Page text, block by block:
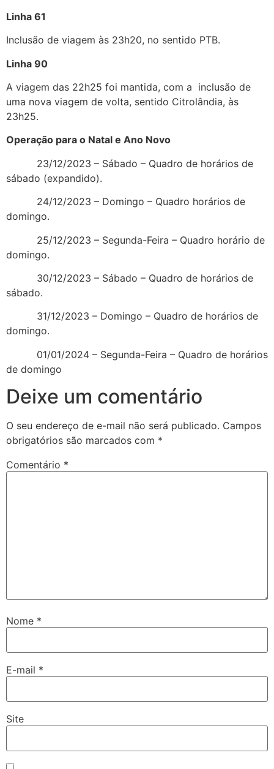
Linha 61
Inclusão de viagem às 23h20, no sentido PTB.
Linha 90
A viagem das 22h25 foi mantida, com a inclusão de
uma nova viagem de volta, sentido Citrolândia, às
23h25.
Operação para o Natal e Ano Novo
23/12/2023 – Sábado – Quadro de horários de
sábado (expandido).
24/12/2023 – Domingo – Quadro horários de
domingo.
25/12/2023 – Segunda-Feira – Quadro horário de
domingo.
30/12/2023 – Sábado – Quadro de horários de
sábado.
31/12/2023 – Domingo – Quadro de horários de
domingo.
01/01/2024 – Segunda-Feira – Quadro de horários
de domingo
Deixe um comentário
O seu endereço de e-mail não será publicado. Campos
obrigatórios são marcados com *
Comentário *
Nome *
E-mail *
Site